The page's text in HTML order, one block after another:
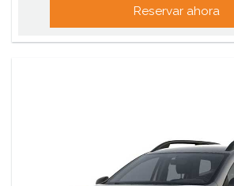
Reservar ahora